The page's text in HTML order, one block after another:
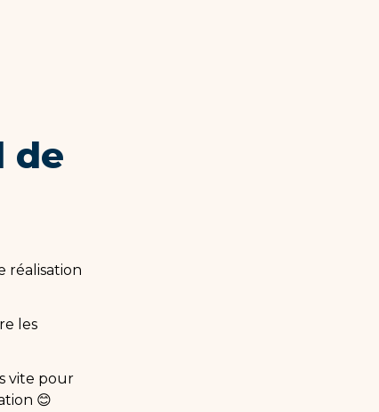
de
réalisation
les
vite pour
😊